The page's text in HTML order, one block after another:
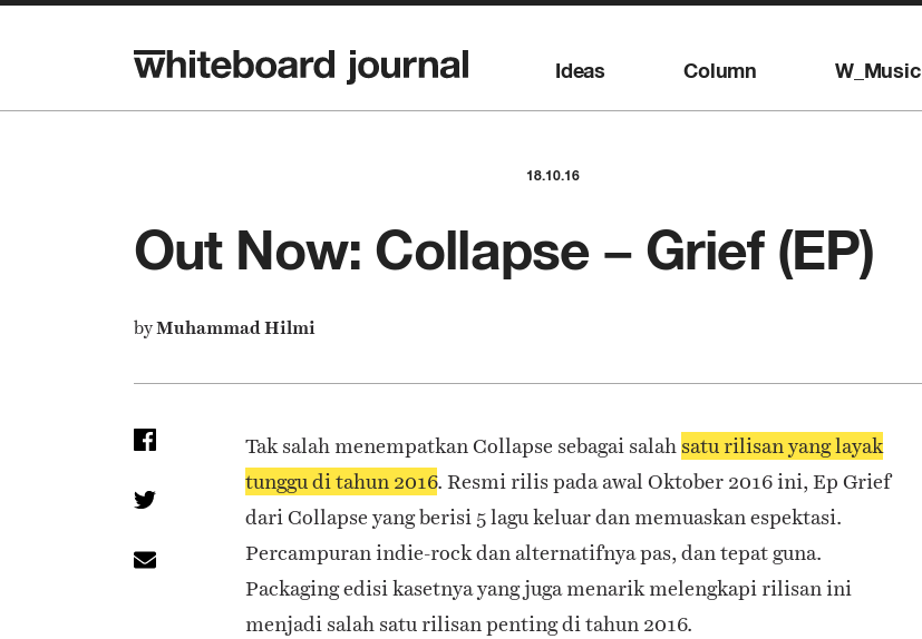
Ideas Column W_Music
18.10.16
Out Now: Collapse – Grief (EP)
byMuhammad Hilmi
Tak salah menempatkan Collapse sebagai salah satu rilisan yang layak
tunggu di tahun 2016. Resmi rilis pada awal Oktober 2016 ini, Ep Grief
dari Collapse yang berisi 5 lagu keluar dan memuaskan espektasi.
Percampuran indie-rock dan alternatifnya pas, dan tepat guna.
Packaging edisi kasetnya yang juga menarik melengkapi rilisan ini
menjadi salah satu rilisan penting di tahun 2016.